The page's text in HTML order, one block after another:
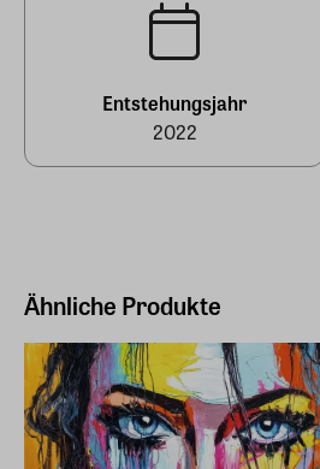
info@arsmundi.de
Entstehungsjahr
2022
Ähnliche Produkte